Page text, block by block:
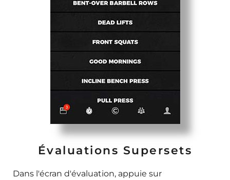
Évaluations Supersets
Dans l'écran d'évaluation, appuie sur